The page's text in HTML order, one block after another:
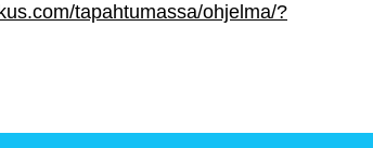
tapahtumassa/ohjelma/?